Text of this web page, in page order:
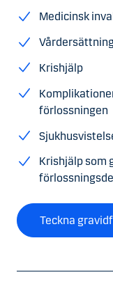
Medicinsk
Krishjälp
förlossningen
Krishjälp som
Teckna